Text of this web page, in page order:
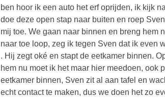
ben hoor ik een auto het erf oprijden, ik kijk
doe deze open stap naar buiten en roep
mij toe. We gaan naar binnen en breng hem
naar toe loop, zeg ik tegen Sven dat ik even
. Hij zegt oké en stapt de eetkamer binnen.
hem nu moet ik het maar hier meedoen,
eetkamer binnen, Sven zit al aan tafel en
echt contact te maken, dus we doen het zo